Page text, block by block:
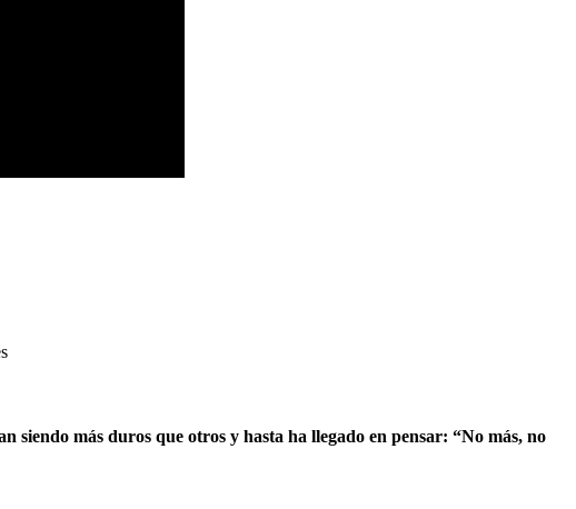
siendo más duros que otros y hasta ha llegado en pensar: “No más, no